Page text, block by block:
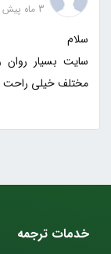
3 ماه پیش
سایت بسیار
مختلف خیلی راحت
خدمات ترجمه